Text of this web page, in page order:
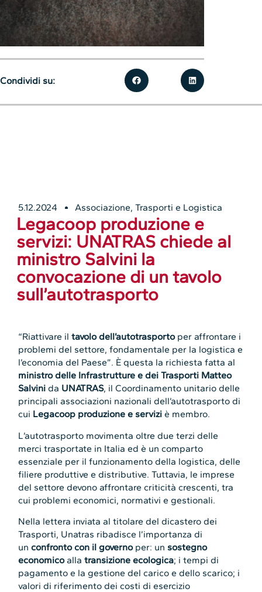
5.12.2024 Associazione,Trasporti e Logistica
Legacoop produzione e
servizi: UNATRAS chiede al
ministro Salvini la
convocazione di un tavolo
sull’autotrasporto
“Riattivare iltavolo dell’autotrasportoper affrontare i
problemi del settore, fondamentale per la logistica e
l’economia del Paese”. È questa la richiesta fatta al
ministro delle Infrastrutture e dei Trasporti Matteo
Salvini da UNATRAS, il Coordinamento unitario delle
principali associazioni nazionali dell’autotrasporto di
cui Legacoop produzione e serviziè membro.
L’autotrasporto movimenta oltre due terzi delle
merci trasportate in Italia ed è un comparto
essenziale per il funzionamento della logistica, delle
filiere produttive e distributive. Tuttavia, le imprese
del settore devono affrontare criticità crescenti, tra
cui problemi economici, normativi e gestionali.
Nella lettera inviata al titolare del dicastero dei
Trasporti, Unatras ribadisce l’importanza di
unconfronto con il governoper: un sostegno
economicoallatransizione ecologica; i tempi di
pagamento e la gestione del carico e dello scarico; i
valori di riferimento dei costi di esercizio
Condividi su: